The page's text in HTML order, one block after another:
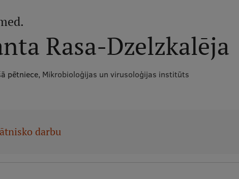
Rasa-Dzelzkalēja
pētniece, Mikrobioloģijas un virusoloģijas institūts
darbu